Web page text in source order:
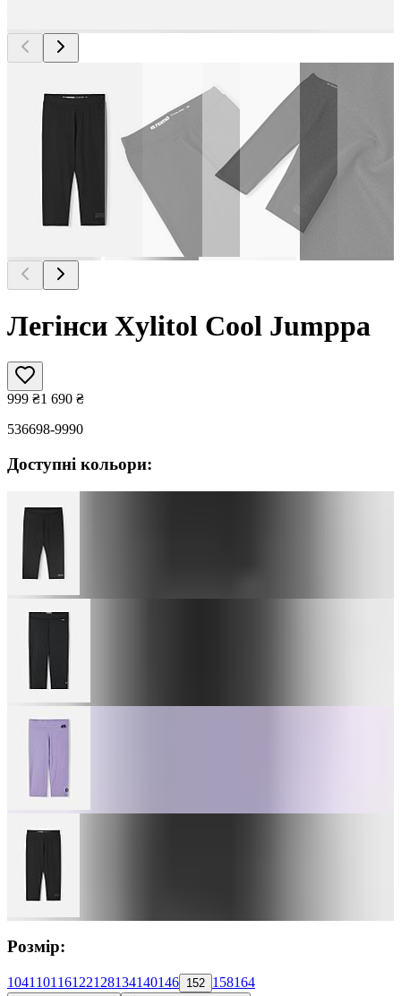
Легінси Xylitol Cool Jumppa
999 ₴1 690 ₴
536698-9990
Доступні кольори:
Розмір:
104110116122128134140146 152 158164